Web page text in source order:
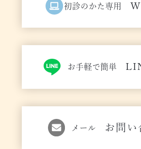
初診のかた専用
お手軽で簡単
メール お問い